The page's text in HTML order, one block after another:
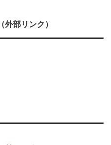
（外部リンク）